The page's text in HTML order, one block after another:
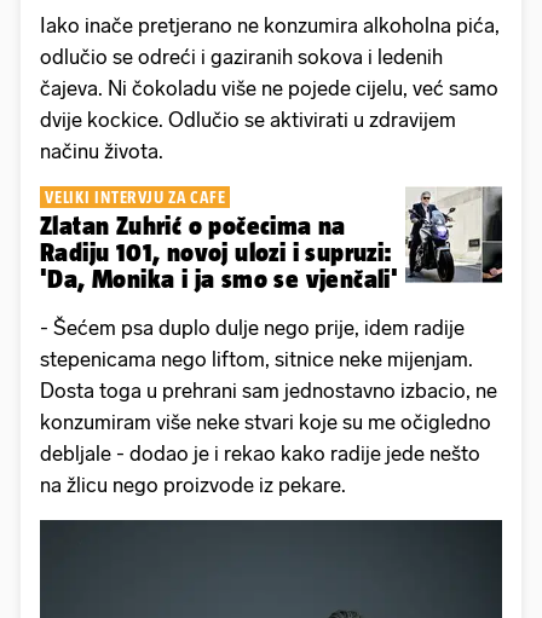
Iako inače pretjerano ne konzumira alkoholna pića,
odlučio se odreći i gaziranih sokova i ledenih
čajeva. Ni čokoladu više ne pojede cijelu, već samo
dvije kockice. Odlučio se aktivirati u zdravijem
načinu života.
VELIKI INTERVJU ZA CAFE
Zlatan Zuhrić o počecima na
Radiju 101, novoj ulozi i supruzi:
'Da, Monika i ja smo se vjenčali'
- Šećem psa duplo dulje nego prije, idem radije
stepenicama nego liftom, sitnice neke mijenjam.
Dosta toga u prehrani sam jednostavno izbacio, ne
konzumiram više neke stvari koje su me očigledno
debljale - dodao je i rekao kako radije jede nešto
na žlicu nego proizvode iz pekare.